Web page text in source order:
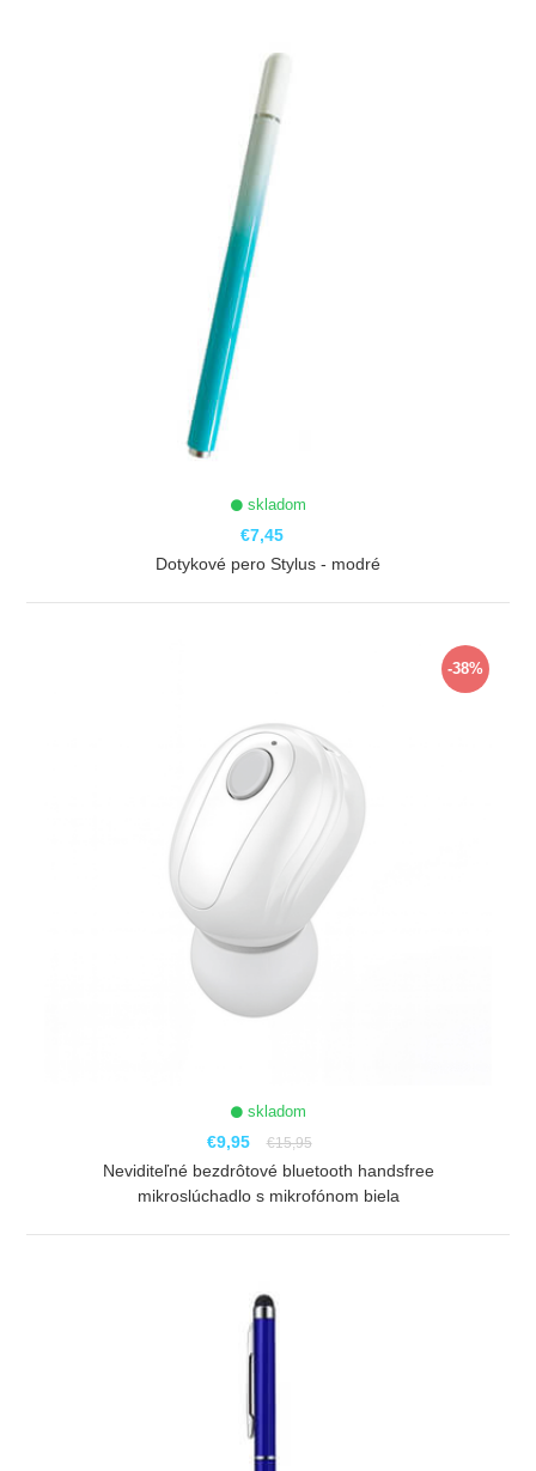
skladom
€7,45
Dotykové pero Stylus - modré
-38%
skladom
€9,95 €15,95
Neviditeľné bezdrôtové bluetooth handsfree
mikroslúchadlo s mikrofónom biela